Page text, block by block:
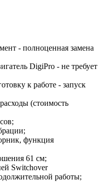
- полноценная замена
DigiPro - не требует
к работе - запуск
(стоимость
функция
61 см;
Switchover
работы;